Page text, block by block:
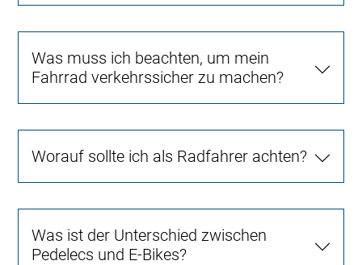
Was muss ich beachten, um mein
Fahrrad verkehrssicher zu machen?
Worauf sollte ich als Radfahrer achten?
Was ist der Unterschied zwischen
Pedelecs und E-Bikes?